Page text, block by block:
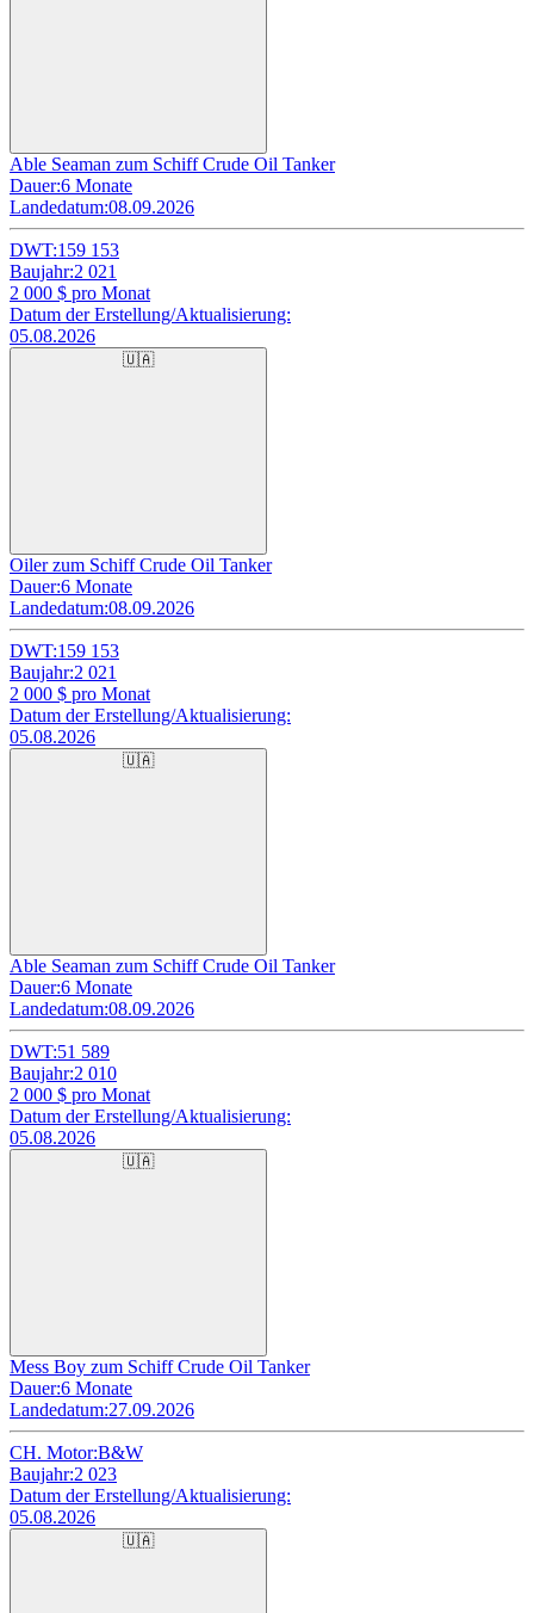
Able Seaman zum Schiff Crude Oil Tanker
Dauer:6 Monate
Landedatum:08.09.2026
DWT:159 153
Baujahr:2 021
2 000 $ pro Monat
Datum der Erstellung/Aktualisierung:
05.08.2026
🇺🇦
Oiler zum Schiff Crude Oil Tanker
Dauer:6 Monate
Landedatum:08.09.2026
DWT:159 153
Baujahr:2 021
2 000 $ pro Monat
Datum der Erstellung/Aktualisierung:
05.08.2026
🇺🇦
Able Seaman zum Schiff Crude Oil Tanker
Dauer:6 Monate
Landedatum:08.09.2026
DWT:51 589
Baujahr:2 010
2 000 $ pro Monat
Datum der Erstellung/Aktualisierung:
05.08.2026
🇺🇦
Mess Boy zum Schiff Crude Oil Tanker
Dauer:6 Monate
Landedatum:27.09.2026
CH. Motor:B&W
Baujahr:2 023
Datum der Erstellung/Aktualisierung:
05.08.2026
🇺🇦